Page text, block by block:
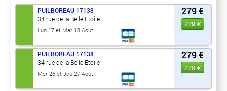
279 €
279 €
PUILBOREAU 17138
34 rue de la Belle Etoile
Lun 17 et Mar 18 Aout
279 €
279 €
PUILBOREAU 17138
34 rue de la Belle Etoile
Mer 26 et Jeu 27 Aout